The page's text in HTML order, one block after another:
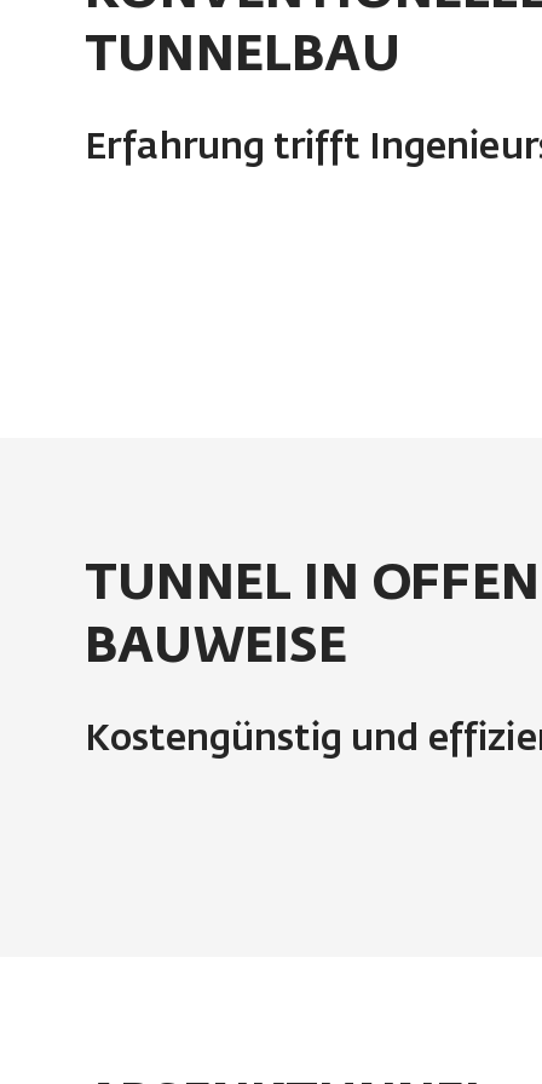
TUNNELBAU
Erfahrung trifft
TUNNEL IN
BAUWEISE
Kostengünstig und